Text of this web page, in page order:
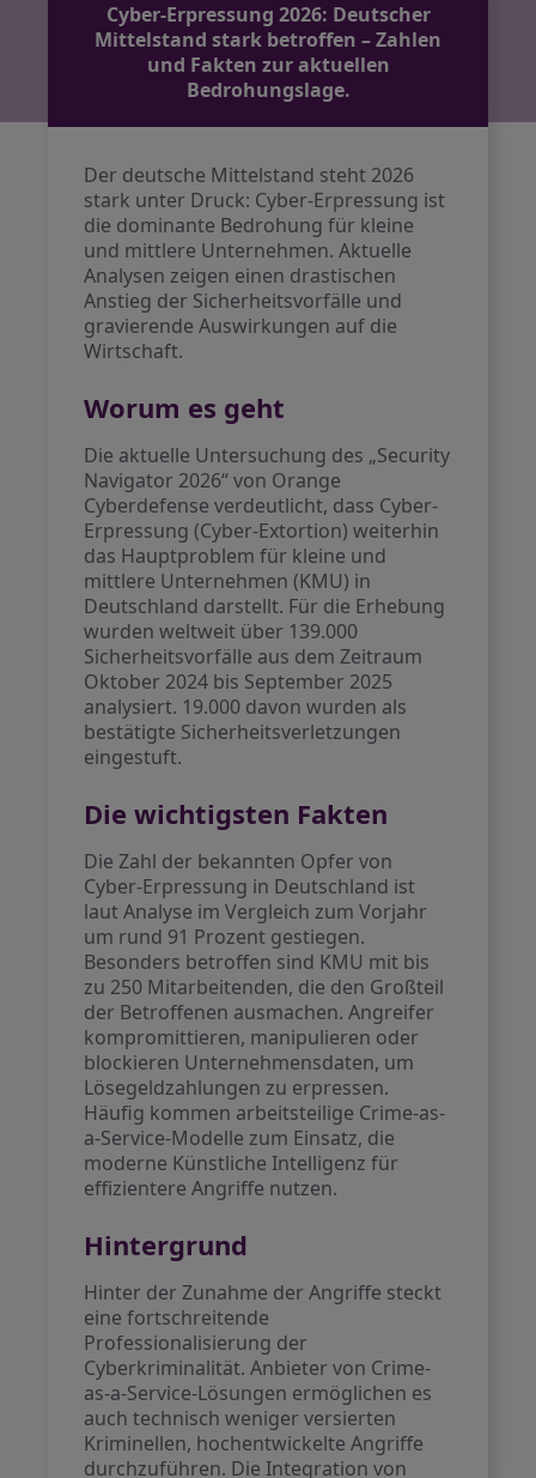
Cyber-Erpressung 2026: Deutscher
Mittelstand stark betroffen – Zahlen
und Fakten zur aktuellen
Bedrohungslage.
Der deutsche Mittelstand steht 2026
stark unter Druck: Cyber-Erpressung ist
die dominante Bedrohung für kleine
und mittlere Unternehmen. Aktuelle
Analysen zeigen einen drastischen
Anstieg der Sicherheitsvorfälle und
gravierende Auswirkungen auf die
Wirtschaft.
Worum es geht
Die aktuelle Untersuchung des „Security
Navigator 2026“ von Orange
Cyberdefense verdeutlicht, dass Cyber-
Erpressung (Cyber-Extortion) weiterhin
das Hauptproblem für kleine und
mittlere Unternehmen (KMU) in
Deutschland darstellt. Für die Erhebung
wurden weltweit über 139.000
Sicherheitsvorfälle aus dem Zeitraum
Oktober 2024 bis September 2025
analysiert. 19.000 davon wurden als
bestätigte Sicherheitsverletzungen
eingestuft.
Die wichtigsten Fakten
Die Zahl der bekannten Opfer von
Cyber-Erpressung in Deutschland ist
laut Analyse im Vergleich zum Vorjahr
um rund 91 Prozent gestiegen.
Besonders betroffen sind KMU mit bis
zu 250 Mitarbeitenden, die den Großteil
der Betroffenen ausmachen. Angreifer
kompromittieren, manipulieren oder
blockieren Unternehmensdaten, um
Lösegeldzahlungen zu erpressen.
Häufig kommen arbeitsteilige Crime-as-
a-Service-Modelle zum Einsatz, die
moderne Künstliche Intelligenz für
effizientere Angriffe nutzen.
Hintergrund
Hinter der Zunahme der Angriffe steckt
eine fortschreitende
Professionalisierung der
Cyberkriminalität. Anbieter von Crime-
as-a-Service-Lösungen ermöglichen es
auch technisch weniger versierten
Kriminellen, hochentwickelte Angriffe
durchzuführen. Die Integration von